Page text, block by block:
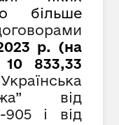
більше
р. (на
833,33
від
і від